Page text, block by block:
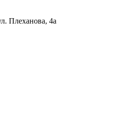
Плеханова, 4а